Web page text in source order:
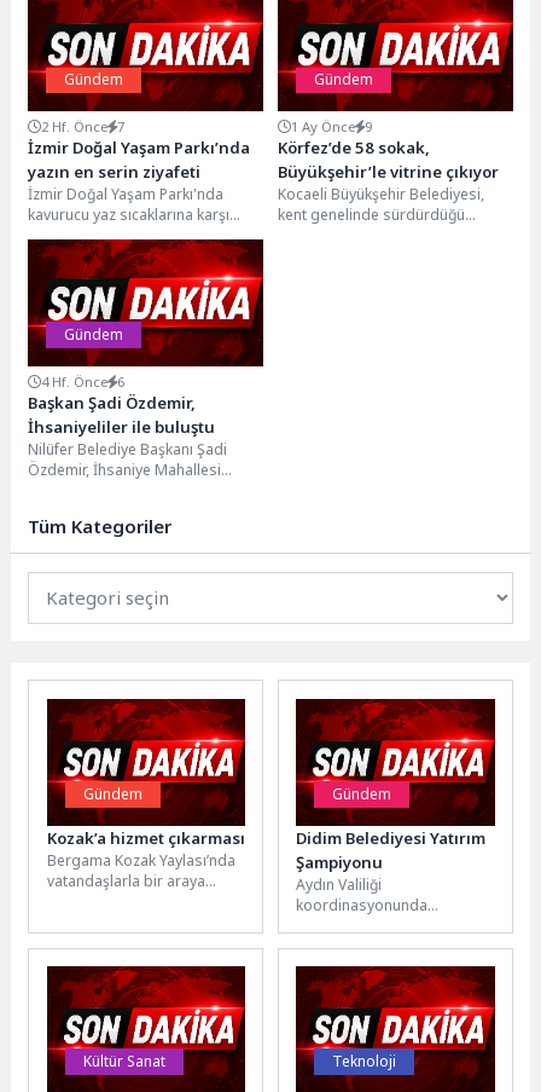
Gündem
2 Hf. Önce 7
İzmir Doğal Yaşam Parkı’nda
yazın en serin ziyafeti
İzmir Doğal Yaşam Parkı'nda
kavurucu yaz sıcaklarına karşı
hayvanlar için özel serinleme
programı uygulanıyor. Buz...
Gündem
1 Ay Önce 9
Körfez’de 58 sokak,
Büyükşehir’le vitrine çıkıyor
Kocaeli Büyükşehir Belediyesi,
kent genelinde sürdürdüğü
Gündem
4 Hf. Önce 6
Başkan Şadi Özdemir,
İhsaniyeliler ile buluştu
Nilüfer Belediye Başkanı Şadi
Özdemir, İhsaniye Mahallesi
şikayetlerini...
Tüm Kategoriler
Gündem
Kozak’a hizmet çıkarması
Bergama Kozak Yaylası’nda
vatandaşlarla bir araya
Gündem
Didim Belediyesi Yatırım
Şampiyonu
Aydın Valiliği
koordinasyonunda
Koordinasyon Kurulu 2026
Yılı 3. Dönem Toplantısı'nda
açıklanan verilere göre...
Kültür Sanat Teknoloji